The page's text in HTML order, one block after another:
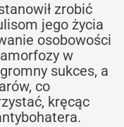
zrobić
jego życia
osobowości
w
sukces, a
co
kręcąc